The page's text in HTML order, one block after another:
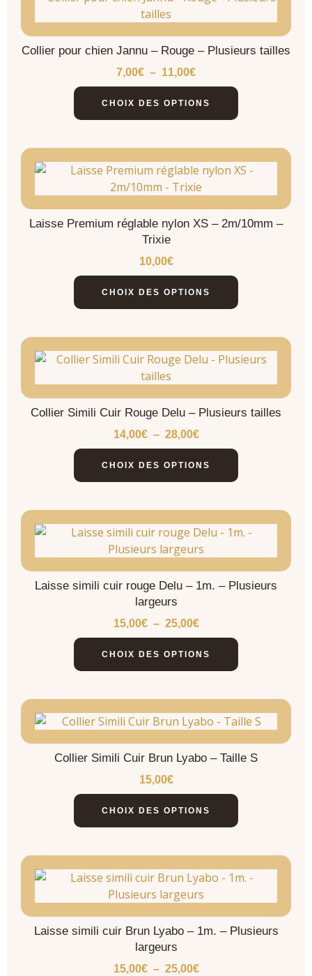
Collier pour chien Jannu – Rouge – Plusieurs tailles
7,00€ – 11,00€
CHOIX DES OPTIONS
Laisse Premium réglable nylon XS – 2m/10mm –
Trixie
10,00€
CHOIX DES OPTIONS
Collier Simili Cuir Rouge Delu – Plusieurs tailles
14,00€ – 28,00€
CHOIX DES OPTIONS
Laisse simili cuir rouge Delu – 1m. – Plusieurs
largeurs
15,00€ – 25,00€
CHOIX DES OPTIONS
Collier Simili Cuir Brun Lyabo – Taille S
15,00€
CHOIX DES OPTIONS
Laisse simili cuir Brun Lyabo – 1m. – Plusieurs
largeurs
15,00€ – 25,00€